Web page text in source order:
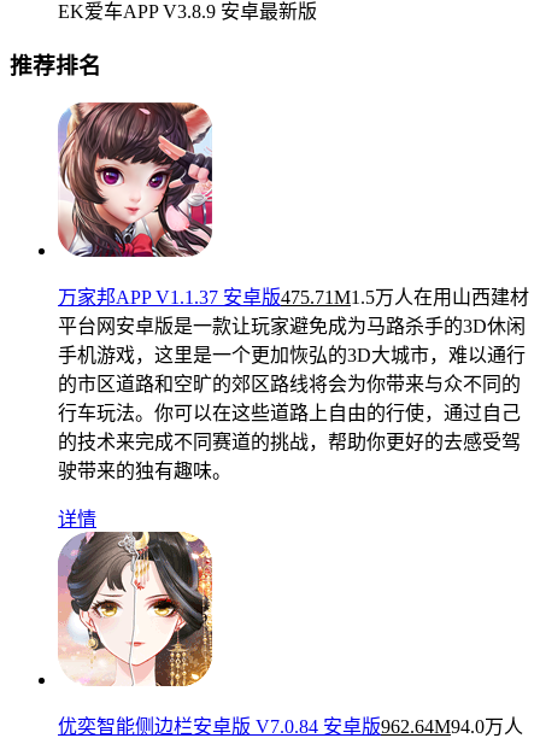
EK爱车APP V3.8.9 安卓最新版
推荐排名
万家邦APP V1.1.37 安卓版475.71M1.5万人在用 山西建材
平台网安卓版是一款让玩家避免成为马路杀手的3D休闲
手机游戏，这里是一个更加恢弘的3D大城市，难以通行
的市区道路和空旷的郊区路线将会为你带来与众不同的
行车玩法。你可以在这些道路上自由的行使，通过自己
的技术来完成不同赛道的挑战，帮助你更好的去感受驾
驶带来的独有趣味。
详情
优奕智能侧边栏安卓版 V7.0.84 安卓版962.64M94.0万人